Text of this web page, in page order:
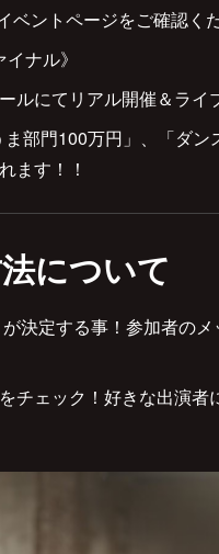
ベントページをご確認く
ナル》
ルにてリアル開催＆ライ
部門100万円」、「ダン
ます！！
について
決定する事！参加者の
チェック！好きな出演者